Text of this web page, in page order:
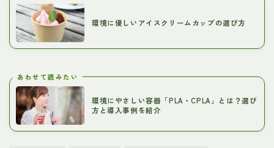
環境に優しいアイスクリームカップの選び方
あわせて読みたい
環境にやさしい容器「PLA・CPLA」とは？選び
方と導入事例を紹介